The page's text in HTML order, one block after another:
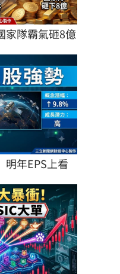
家隊霸氣砸8億
明年EPS上看